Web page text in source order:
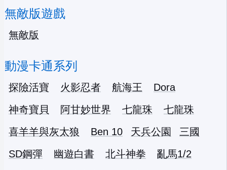
無敵版遊戲
無敵版
動漫卡通系列
探險活寶 火影忍者 航海王
Dora
神奇寶貝
阿甘妙世界 七龍珠
七龍珠
喜羊羊與灰太狼
Ben 10 天兵公園
三國
SD鋼彈
幽遊白書 北斗神拳
亂馬1/2